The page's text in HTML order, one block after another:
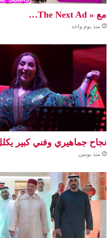
مع « The Next Ad…
منذ يوم واحد
نجاح جماهيري وفني كبير
منذ يومين